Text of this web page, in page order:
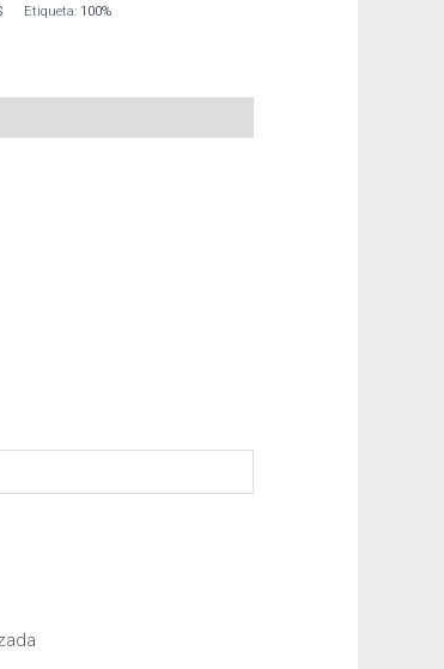
Etiqueta: 100%